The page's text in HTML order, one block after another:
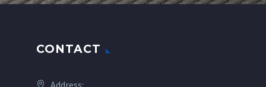
CONTACT
Address: